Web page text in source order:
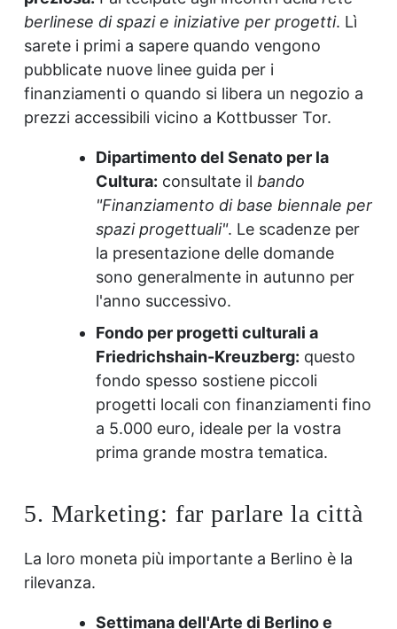
berlinese di spazi e iniziative per progetti. Lì
sarete i primi a sapere quando vengono
pubblicate nuove linee guida per i
finanziamenti o quando si libera un negozio a
prezzi accessibili vicino a Kottbusser Tor.
Dipartimento del Senato per la
Cultura: consultate il bando
"Finanziamento di base biennale per
spazi progettuali". Le scadenze per
la presentazione delle domande
sono generalmente in autunno per
l'anno successivo.
Fondo per progetti culturali a
Friedrichshain-Kreuzberg: questo
fondo spesso sostiene piccoli
progetti locali con finanziamenti fino
a 5.000 euro, ideale per la vostra
prima grande mostra tematica.
5. Marketing: far parlare la città
La loro moneta più importante a Berlino è la
rilevanza.
Settimana dell'Arte di Berlino e